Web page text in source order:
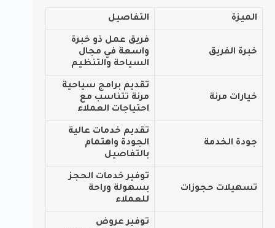
الميزة التفاصيل
خبرة الفريق
فريق عمل ذو خبرة
واسعة في مجال
السياحة والتنظيم
خيارات مرنة
تقديم برامج سياحية
مرنة تتناسب مع
احتياجات العملاء
جودة الخدمة
تقديم خدمات عالية
الجودة واهتمام
بالتفاصيل
تسهيلات حجوزات
توفير خدمات الحجز
بسهولة وراحة
للعملاء
توفير عروض